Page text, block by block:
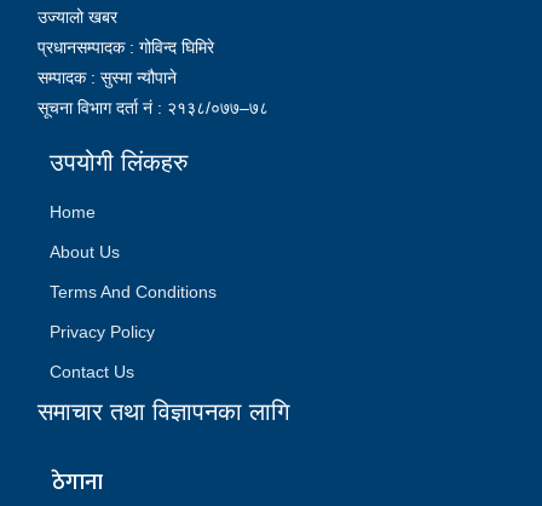
उज्यालो खबर
प्रधानसम्पादक : गोविन्द घिमिरे
सम्पादक : सुस्मा न्यौपाने
सूचना विभाग दर्ता नं : २१३८/०७७–७८
उपयोगी लिंकहरु
Home
About Us
Terms And Conditions
Privacy Policy
Contact Us
समाचार तथा विज्ञापनका लागि
ठेगाना